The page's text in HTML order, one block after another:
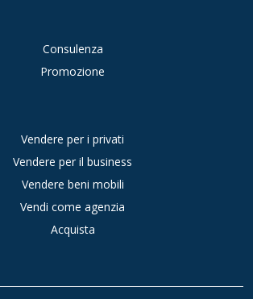
Consulenza
Promozione
Vendere per i privati
Vendere per il business
Vendere beni mobili
Vendi come agenzia
Acquista